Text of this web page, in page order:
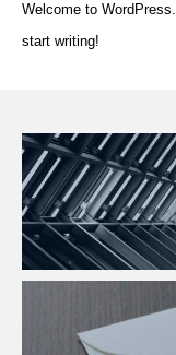
Welcome to
start writing!